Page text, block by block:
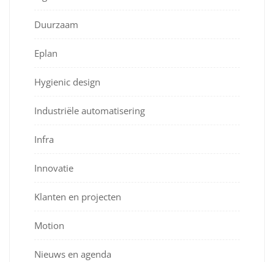
Duurzaam
Eplan
Hygienic design
Industriële automatisering
Infra
Innovatie
Klanten en projecten
Motion
Nieuws en agenda